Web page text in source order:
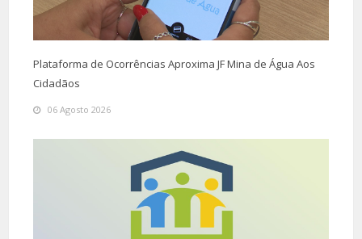
Plataforma de Ocorrências Aproxima JF Mina de Água Aos
Cidadãos
06 Agosto 2026